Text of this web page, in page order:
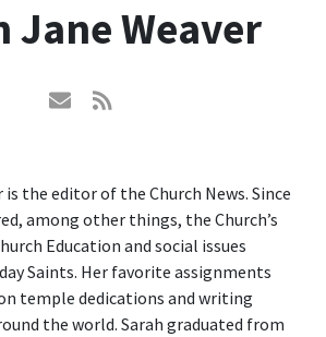
Jane Weaver
is the editor of the Church News. Since
among other things, the Church’s
Education and social issues
Saints. Her favorite assignments
temple dedications and writing
the world. Sarah graduated from